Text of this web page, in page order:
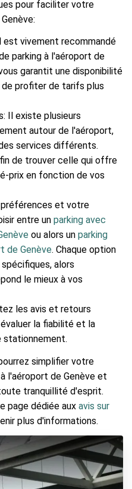
pour faciliter votre
est vivement recommandé
parking à l'aéroport de
garantit une disponibilité
profiter de tarifs plus
Il existe plusieurs
autour de l'aéroport,
services différents.
de trouver celle qui offre
prix en fonction de vos
préférences et votre
entre un parking avec
ou alors un parking
de Genève. Chaque option
alors
le mieux à vos
les avis et retours
la fiabilité et la
stationnement.
simplifier votre
l'aéroport de Genève et
tranquillité d'esprit.
page dédiée aux avis sur
plus d'informations.